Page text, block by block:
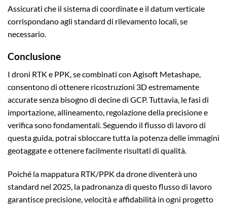
Assicurati che il sistema di coordinate e il datum verticale
corrispondano agli standard di rilevamento locali, se
necessario.
Conclusione
I droni RTK e PPK, se combinati con Agisoft Metashape,
consentono di ottenere ricostruzioni 3D estremamente
accurate senza bisogno di decine di GCP. Tuttavia, le fasi di
importazione, allineamento, regolazione della precisione e
verifica sono fondamentali. Seguendo il flusso di lavoro di
questa guida, potrai sbloccare tutta la potenza delle immagini
geotaggate e ottenere facilmente risultati di qualità.
Poiché la mappatura RTK/PPK da drone diventerà uno
standard nel 2025, la padronanza di questo flusso di lavoro
garantisce precisione, velocità e affidabilità in ogni progetto